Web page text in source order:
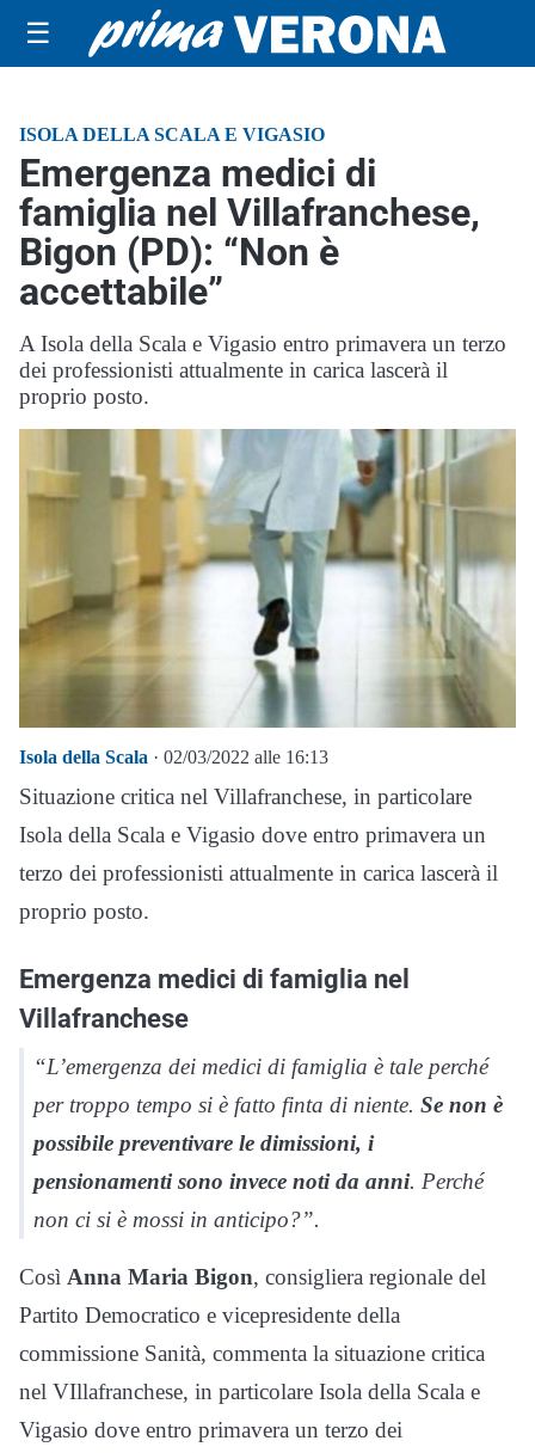
☰
ISOLA DELLA SCALA E VIGASIO
Emergenza medici di
famiglia nel Villafranchese,
Bigon (PD): “Non è
accettabile”
A Isola della Scala e Vigasio entro primavera un terzo
dei professionisti attualmente in carica lascerà il
proprio posto.
Isola della Scala · 02/03/2022 alle 16:13
Situazione critica nel Villafranchese, in particolare
Isola della Scala e Vigasio dove entro primavera un
terzo dei professionisti attualmente in carica lascerà il
proprio posto.
Emergenza medici di famiglia nel
Villafranchese
“L’emergenza dei medici di famiglia è tale perché
per troppo tempo si è fatto finta di niente. Se non è
possibile preventivare le dimissioni, i
pensionamenti sono invece noti da anni. Perché
non ci si è mossi in anticipo?”.
Così Anna Maria Bigon, consigliera regionale del
Partito Democratico e vicepresidente della
commissione Sanità, commenta la situazione critica
nel VIllafranchese, in particolare Isola della Scala e
Vigasio dove entro primavera un terzo dei